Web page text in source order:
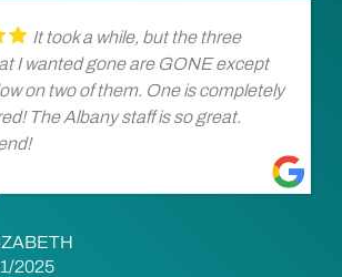
It took a while, but the three
I wanted gone are GONE except
on two of them. One is completely
The Albany staff is so great.
2025